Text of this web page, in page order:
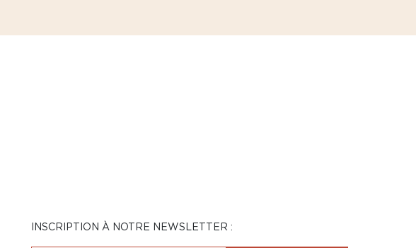
INSCRIPTION À NOTRE NEWSLETTER :